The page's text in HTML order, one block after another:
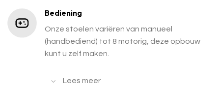
Bediening
Onze stoelen variëren van manueel
(handbediend) tot 8 motorig, deze opbouw
kunt u zelf maken.
Lees meer